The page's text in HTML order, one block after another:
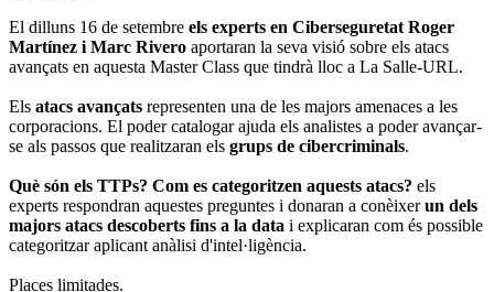
El dilluns 16 de setembre els experts en Ciberseguretat Roger
Martínez i Marc Rivero aportaran la seva visió sobre els atacs
avançats en aquesta Master Class que tindrà lloc a La Salle-URL.
Els atacs avançats representen una de les majors amenaces a les
corporacions. El poder catalogar ajuda els analistes a poder avançar-
se als passos que realitzaran els grups de cibercriminals.
Què són els TTPs? Com es categoritzen aquests atacs? els
experts respondran aquestes preguntes i donaran a conèixerun dels
majors atacs descoberts fins a la data i explicaran com és possible
categoritzar aplicant anàlisi d'intel·ligència.
Places limitades.